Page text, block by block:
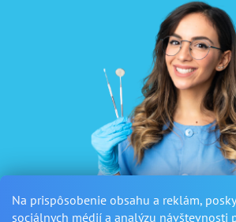
Na prispôsobenie obsahu a reklám,
sociálnych médií a analýzu návštevnosti